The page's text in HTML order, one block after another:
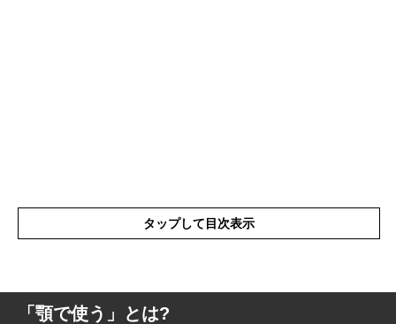
タップして目次表示
「顎で使う」とは?